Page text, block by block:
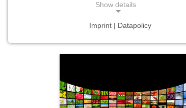
STARTSEITE ... MEDIATHEK
Show details
Imprint | Datapolicy